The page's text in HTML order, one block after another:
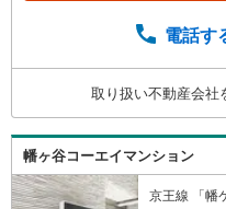
予約をする」ボタ
スライトは出金と譲
のご請求はお気軽に
時受け付けておりま
電話す
取り扱い不動産会社
幡ヶ谷コーエイマンション
京王線 「幡